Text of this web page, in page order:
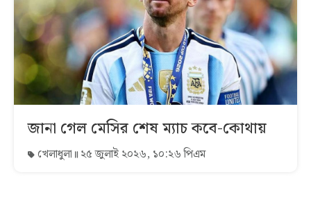
জানা গেল মেসির শেষ ম্যাচ কবে-কোথায়
খেলাধুলা ২৫ জুলাই ২০২৬, ১০:২৬ পিএম